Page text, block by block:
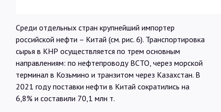
Среди отдельных стран крупнейший импортер
российской нефти – Китай (см. рис. 6). Транспортировка
сырья в КНР осуществляется по трем основным
направлениям: по нефтепроводу ВСТО, через морской
терминал в Козьмино и транзитом через Казахстан. В
2021 году поставки нефти в Китай сократились на
6,8% и составили 70,1 млн т.